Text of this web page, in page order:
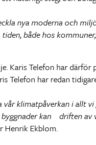
nya moderna och
både hos
Karis Telefon har
har redan
klimatpåverkan i allt
kan driften
Henrik Ekblom.